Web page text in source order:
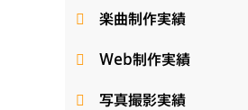
楽曲制作実績
Web制作実績
写真撮影実績